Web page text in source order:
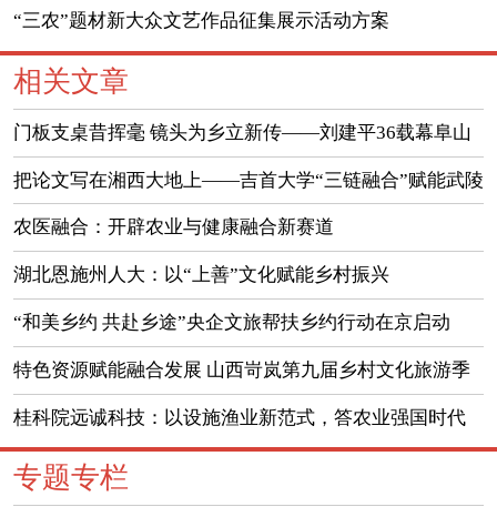
“三农”题材新大众文艺作品征集展示活动方案
相关文章
门板支桌昔挥毫 镜头为乡立新传——刘建平36载幕阜山
下新闻人生
把论文写在湘西大地上——吉首大学“三链融合”赋能武陵
山区高质量发展
农医融合：开辟农业与健康融合新赛道
湖北恩施州人大：以“上善”文化赋能乡村振兴
“和美乡约 共赴乡途”央企文旅帮扶乡约行动在京启动
特色资源赋能融合发展 山西岢岚第九届乡村文化旅游季
蓄势启幕
桂科院远诚科技：以设施渔业新范式，答农业强国时代
命题
专题专栏